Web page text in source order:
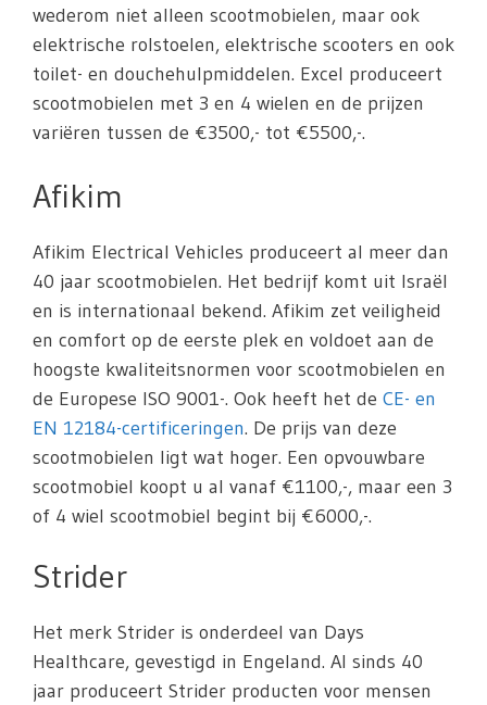
wederom niet alleen scootmobielen, maar ook
elektrische rolstoelen, elektrische scooters en ook
toilet- en douchehulpmiddelen. Excel produceert
scootmobielen met 3 en 4 wielen en de prijzen
variëren tussen de €3500,- tot €5500,-.
Afikim
Afikim Electrical Vehicles produceert al meer dan
40 jaar scootmobielen. Het bedrijf komt uit Israël
en is internationaal bekend. Afikim zet veiligheid
en comfort op de eerste plek en voldoet aan de
hoogste kwaliteitsnormen voor scootmobielen en
de Europese ISO 9001-. Ook heeft het de CE- en
EN 12184-certificeringen. De prijs van deze
scootmobielen ligt wat hoger. Een opvouwbare
scootmobiel koopt u al vanaf €1100,-, maar een 3
of 4 wiel scootmobiel begint bij €6000,-.
Strider
Het merk Strider is onderdeel van Days
Healthcare, gevestigd in Engeland. Al sinds 40
jaar produceert Strider producten voor mensen